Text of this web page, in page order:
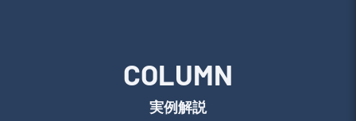
COLUMN
実例解説